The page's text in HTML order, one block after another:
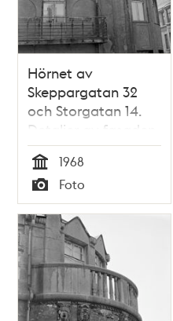
Hörnet av
Skeppargatan 32
och Storgatan 14.
Detaljer av fasaden
vid översta
våningarna
Tid
1968
Typ
Foto